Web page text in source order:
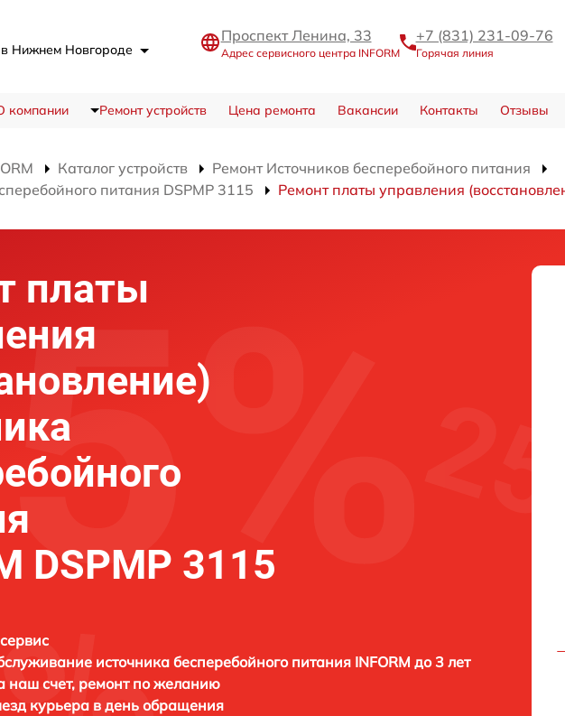
в Нижнем Новгороде
Проспект Ленина, 33
Адрес сервисного центра INFORM
+7 (831) 231-09-76
Горячая линия
компании Ремонт устройств Цена ремонта Вакансии Контакты Отзывы
Каталог устройств
Ремонт Источников бесперебойного питания
питания DSPMP 3115
Ремонт платы управления
платы
DSPMP 3115
источника бесперебойного питания INFORM до 3 лет
наш счет, ремонт по желанию
курьера в день обращения